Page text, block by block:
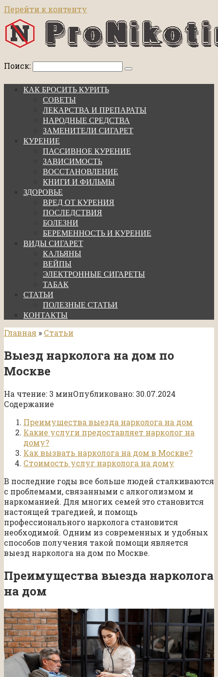
Перейти к контенту
Поиск:
КАК БРОСИТЬ КУРИТЬ
СОВЕТЫ
ЛЕКАРСТВА И ПРЕПАРАТЫ
НАРОДНЫЕ СРЕДСТВА
ЗАМЕНИТЕЛИ СИГАРЕТ
КУРЕНИЕ
ПАССИВНОЕ КУРЕНИЕ
ЗАВИСИМОСТЬ
ВОССТАНОВЛЕНИЕ
КНИГИ И ФИЛЬМЫ
ЗДОРОВЬЕ
ВРЕД ОТ КУРЕНИЯ
ПОСЛЕДСТВИЯ
БОЛЕЗНИ
БЕРЕМЕННОСТЬ И КУРЕНИЕ
ВИДЫ СИГАРЕТ
КАЛЬЯНЫ
ВЕЙПЫ
ЭЛЕКТРОННЫЕ СИГАРЕТЫ
ТАБАК
СТАТЬИ
ПОЛЕЗНЫЕ СТАТЬИ
КОНТАКТЫ
Главная » Статьи
Выезд нарколога на дом по
Москве
На чтение: 3 минОпубликовано: 30.07.2024
Содержание
Преимущества выезда нарколога на дом
Какие услуги предоставляет нарколог на
дому?
Как вызвать нарколога на дом в Москве?
Стоимость услуг нарколога на дому
В последние годы все больше людей сталкиваются
с проблемами, связанными с алкоголизмом и
наркоманией. Для многих семей это становится
настоящей трагедией, и помощь
профессионального нарколога становится
необходимой. Одним из современных и удобных
способов получения такой помощи является
выезд нарколога на дом по Москве.
Преимущества выезда нарколога
на дом